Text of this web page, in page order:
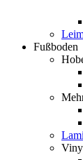
Fußboden